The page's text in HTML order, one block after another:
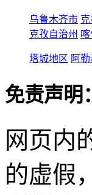
乌鲁木齐市
克孜自治州
塔城地区 阿
免责声明：
网页内
的虚假